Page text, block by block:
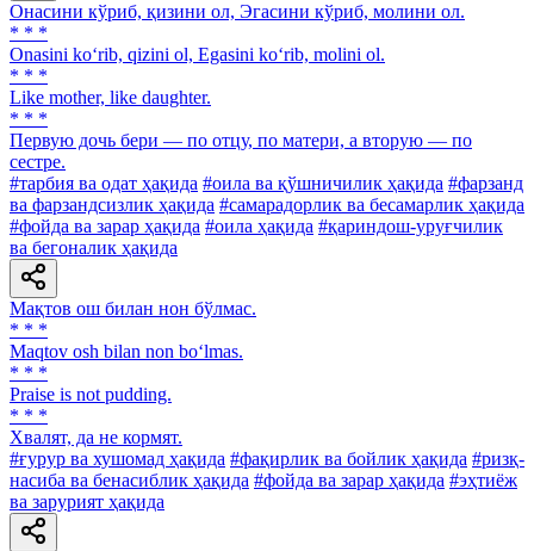
Онасини кўриб, қизини ол, Эгасини кўриб, молини ол.
* * *
Onasini ko‘rib, qizini ol, Egasini ko‘rib, molini ol.
* * *
Like mother, like daughter.
* * *
Первую дочь бери — по отцу, по матери, а вторую — по
сестре.
#тарбия ва одат ҳақида #оила ва қўшничилик ҳақида #фарзанд
ва фарзандсизлик ҳақида #самарадорлик ва бесамарлик ҳақида
#фойда ва зарар ҳақида #оила ҳақида #қариндош-уруғчилик
ва бегоналик ҳақида
Мақтов ош билан нон бўлмас.
* * *
Maqtov osh bilan non bo‘lmas.
* * *
Praise is not pudding.
* * *
Хвалят, да не кормят.
#ғурур ва хушомад ҳақида #фақирлик ва бойлик ҳақида #ризқ-
насиба ва бенасиблик ҳақида #фойда ва зарар ҳақида #эҳтиёж
ва зарурият ҳақида